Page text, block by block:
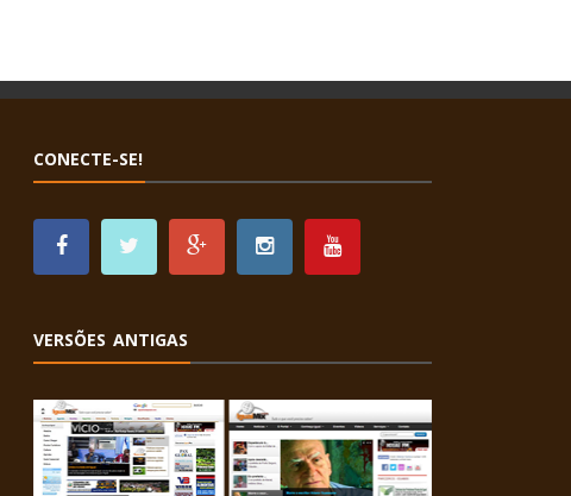
CONECTE-SE!
VERSÕES ANTIGAS